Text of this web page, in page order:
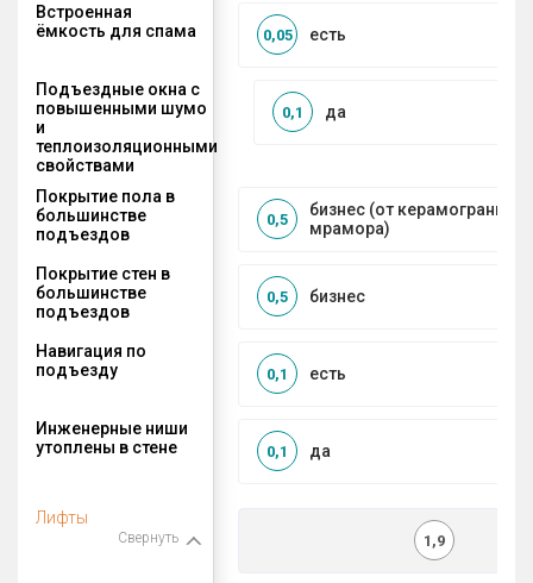
Встроенная
ёмкость для спама
есть
0,05
Подъездные окна с
повышенными шумо
и
теплоизоляционными
свойствами
да
0,1
Покрытие пола в
большинстве
подъездов
бизнес (от керамогранита
мрамора)
0,5
Покрытие стен в
большинстве
подъездов
бизнес
0,5
Навигация по
подъезду
есть
0,1
Инженерные ниши
утоплены в стене
да
0,1
Лифты
Свернуть 1,9